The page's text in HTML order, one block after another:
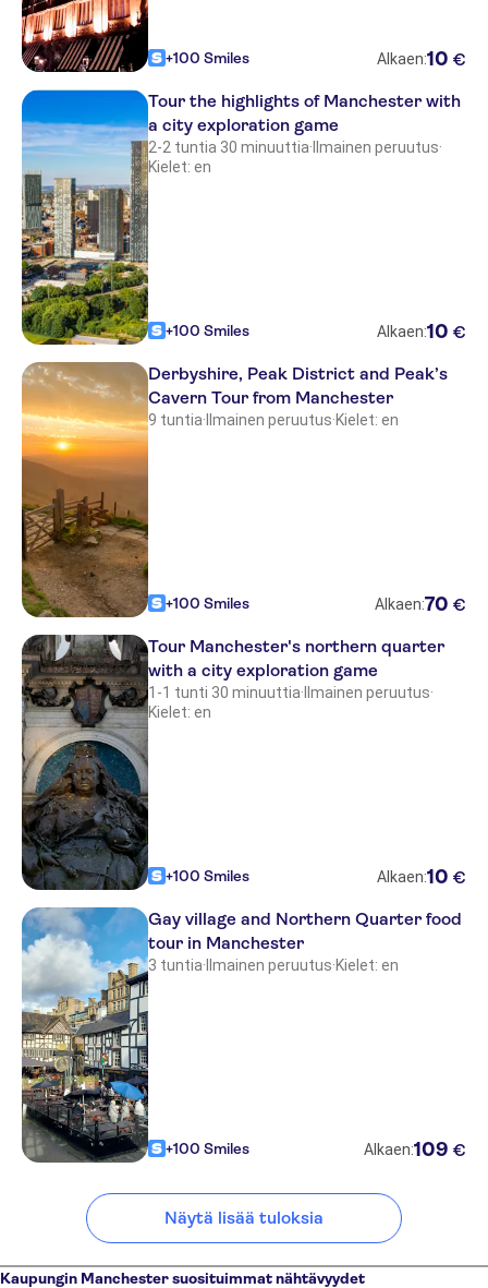
+100 Smiles Alkaen:10 €
Tour the highlights of Manchester with
a city exploration game
2-2 tuntia 30 minuuttia· Ilmainen peruutus·
Kielet: en
+100 Smiles Alkaen:10 €
Derbyshire, Peak District and Peak’s
Cavern Tour from Manchester
9 tuntia· Ilmainen peruutus·Kielet: en
+100 Smiles Alkaen:70 €
Tour Manchester's northern quarter
with a city exploration game
1-1 tunti 30 minuuttia· Ilmainen peruutus·
Kielet: en
+100 Smiles Alkaen:10 €
Gay village and Northern Quarter food
tour in Manchester
3 tuntia· Ilmainen peruutus·Kielet: en
+100 Smiles Alkaen:109 €
Näytä lisää tuloksia
Kaupungin Manchester suosituimmat nähtävyydet